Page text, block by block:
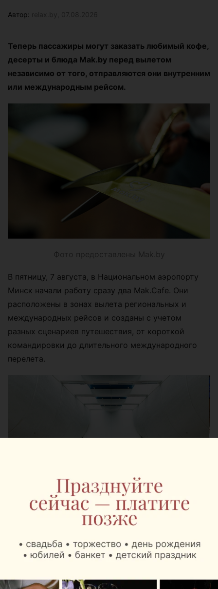
Автор:
Теперь пассажиры могут заказать любимый кофе,
десерты и блюда Mak.by перед вылетом
независимо от того, отправляются они внутренним
или международным рейсом.
Фото предоставлены Mak.by
В пятницу, 7 августа, в Национальном аэропорту
Минск начали работу сразу два Mak.Cafe. Они
расположены в зонах вылета региональных и
международных рейсов и созданы с учетом
разных сценариев путешествия, от короткой
командировки до длительного международного
перелета.
В зоне вылета региональных рейсов пассажиры
могут выпить любимый кофе «Наша Кава»,
капучино, латте и попробовать МакКофе – самый
также выбрать десерты, мороженое и свежую